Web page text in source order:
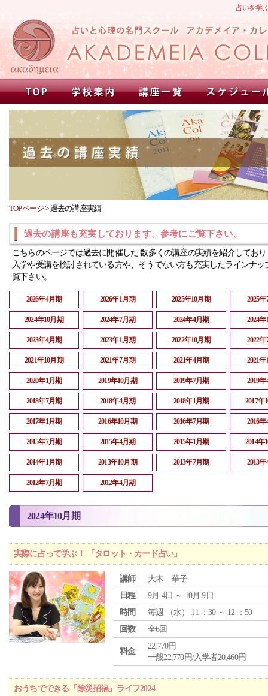
占いを学
TOPページ>過去の講座実績
過去の講座も充実しております。参考にご覧下さい。
こちらのページでは過去に開催した 数多くの講座の実績を紹介してお
入学や受講を検討されている方や、そうでない方も充実したラインナッ
覧下さい。
2026年4月期 2026年1月期 2025年10月期 2025
2024年10月期 2024年7月期 2024年4月期 2024
2023年4月期 2023年1月期 2022年10月期 2022
2021年10月期 2021年7月期 2021年4月期 2021
2020年1月期 2019年10月期 2019年7月期 2019
2018年7月期 2018年4月期 2018年1月期 2017年
2017年1月期 2016年10月期 2016年7月期 2016
2015年7月期 2015年4月期 2015年1月期 2014年
2014年1月期 2013年10月期 2013年7月期 2013
2012年7月期 2012年4月期
2024年10月期
実際に占って学ぶ！ 「タロット・カード占い」
講師
大木 華子
日程
9月 4日 ～ 10月 9日
時間
毎週 （水） 11 ：30 ～ 12 ：50
回数
全6回
料金
22,770円
一般22,770円/入学者20,460円
おうちでできる『除災招福』ライフ2024